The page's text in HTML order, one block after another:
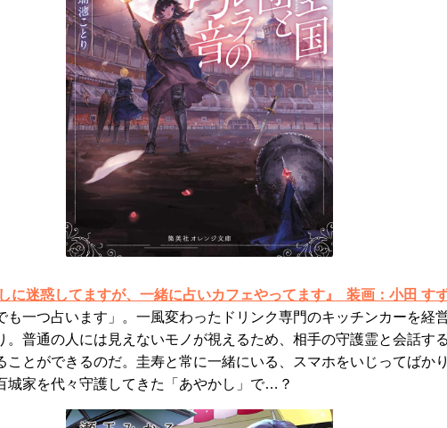
に迷惑してますが、一緒に占いカフェやってます』 装画：小田 す
も一つ占います」。一風変わったドリンク専門のキッチンカーを経
。普通の人には見えないモノが視えるため、相手の守護霊と会話す
ことができるのだ。圭寿と常に一緒にいる、スマホをいじってばか
城家を代々守護してきた「あやかし」で…？